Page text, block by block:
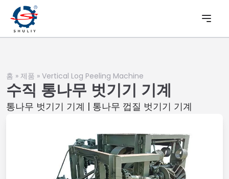
홈 » 제품 » Vertical Log Peeling Machine
수직 통나무 벗기기 기계
통나무 벗기기 기계 | 통나무 껍질 벗기기 기계